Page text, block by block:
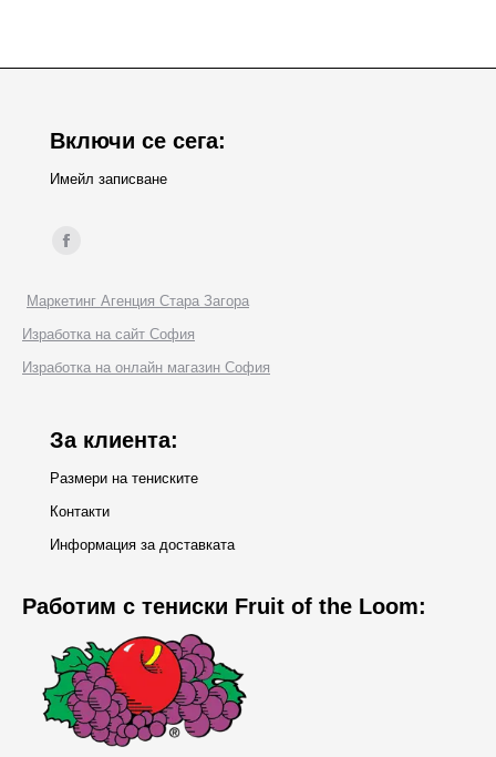
Включи се сега:
Имейл записване
Find us on:
Facebook
opens
in
new
Маркетинг Агенция Стара Загора
Изработка на сайт София
Изработка на онлайн магазин София
За клиента:
Размери на тениските
Контакти
Информация за доставката
Работим с тениски Fruit of the Loom: